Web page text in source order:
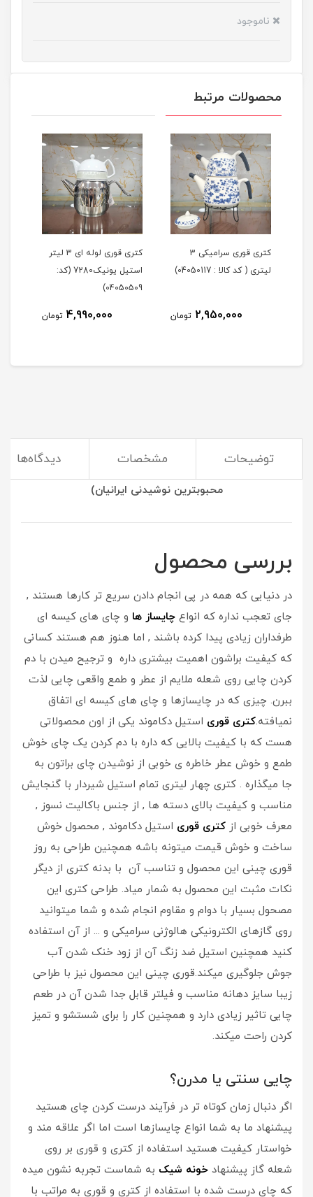
ناموجود
محصولات مرتبط
کتری قوری سرامیکی 3
لیتری ( کد کالا : 04050117)
2,950,000 تومان
کتری قوری لوله ای 3 لیتر
استیل یونیک7280 (کد:
04050509)
4,990,000 تومان
توضیحات مشخصات دیدگاه‌ها
(استفاده از کتری و قوری بهترین راه برای درست کردن
محبوبترین نوشیدنی ایرانیان)
بررسی محصول
در دنیایی که همه در پی انجام دادن سریع تر کارها هستند ,
جای تعجب نداره که انواع چایساز ها و چای های کیسه ای
طرفداران زیادی پیدا کرده باشند , اما هنوز هم هستند کسانی
که کیفیت براشون اهمیت بیشتری داره و ترجیح میدن با دم
کردن چایی روی شعله ملایم از عطر و طمع واقعی چایی لذت
ببرن. چیزی که در چایسازها و چای های کیسه ای اتفاق
نمیافته.کتری قوری استیل دکاموند یکی از اون محصولاتی
هست که با کیفیت بالایی که داره با دم کردن یک چای خوش
طمع و خوش عطر خاطره ی خوبی از نوشیدن چای براتون به
جا میگذاره . کتری چهار لیتری تمام استیل شیردار با گنجایش
مناسب و کیفیت بالای دسته ها , از جنس باکالیت نسوز ,
معرف خوبی از کتری قوری استیل دکاموند , محصول خوش
ساخت و خوش قیمت میتونه باشه همچنین طراحی به روز
قوری چینی این محصول و تناسب آن با بدنه کتری از دیگر
نکات مثبت این محصول به شمار میاد. طراحی کتری این
مصحول بسیار با دوام و مقاوم انجام شده و شما میتوانید
روی گازهای الکترونیکی هالوژنی سرامیکی و ... از آن استفاده
کنید همچنین استیل ضد زنگ آن از زود خنک شدن آب
جوش جلوگیری میکند.قوری چینی این محصول نیز با طراحی
زیبا سایز دهانه مناسب و فیلتر قابل جدا شدن آن در طعم
چایی تاثیر زیادی دارد و همچنین کار را برای شستشو و تمیز
کردن راحت میکند.
چایی سنتی یا مدرن؟
اگر دنبال زمان کوتاه تر در فرآیند درست کردن چای هستید
پیشنهاد ما به شما انواع چایسازها است اما اگر علاقه مند و
خواستار کیفیت هستید استفاده از کتری و قوری بر روی
شعله گاز پیشنهاد خونه شیک به شماست تجربه نشون میده
که چای درست شده با استفاده از کتری و قوری به مراتب با